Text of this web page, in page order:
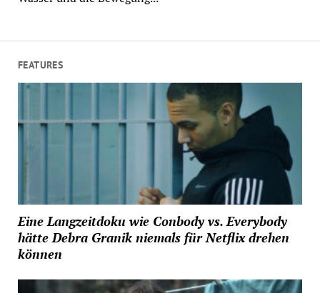
FEATURES
Eine Langzeitdoku wie Conbody vs. Everybody
hätte Debra Granik niemals für Netflix drehen
können